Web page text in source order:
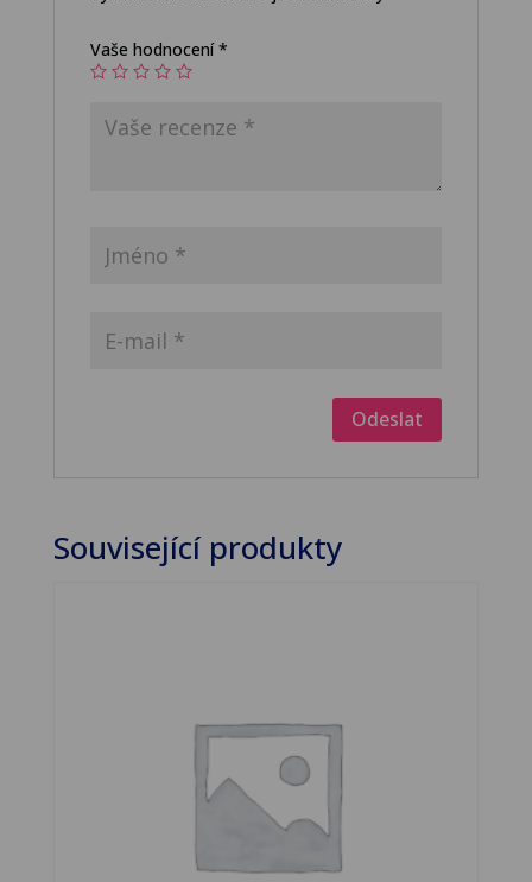
Vaše hodnocení*
Související produkty